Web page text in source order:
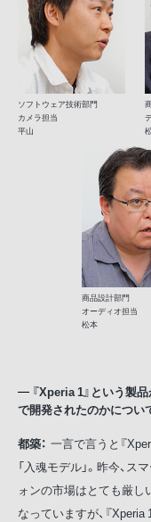
ソフトウェア技術部門
カメラ担当
平山
商品設計部門
オーディオ担当
松本
『Xperia 1』という製
で開発されたのかについ
都築： 一言で言うと『
「入魂モデル」。昨今、ス
ォンの市場はとても厳し
なっていますが、『Xperia